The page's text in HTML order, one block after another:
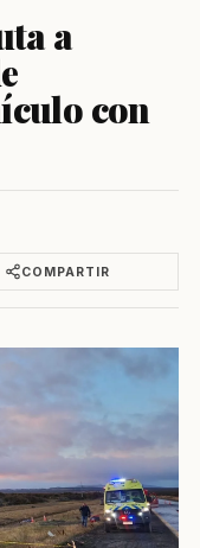
a
con
COMPARTIR